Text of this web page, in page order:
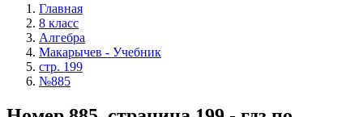
Главная
8 класс
Алгебра
Макарычев - Учебник
стр. 199
№885